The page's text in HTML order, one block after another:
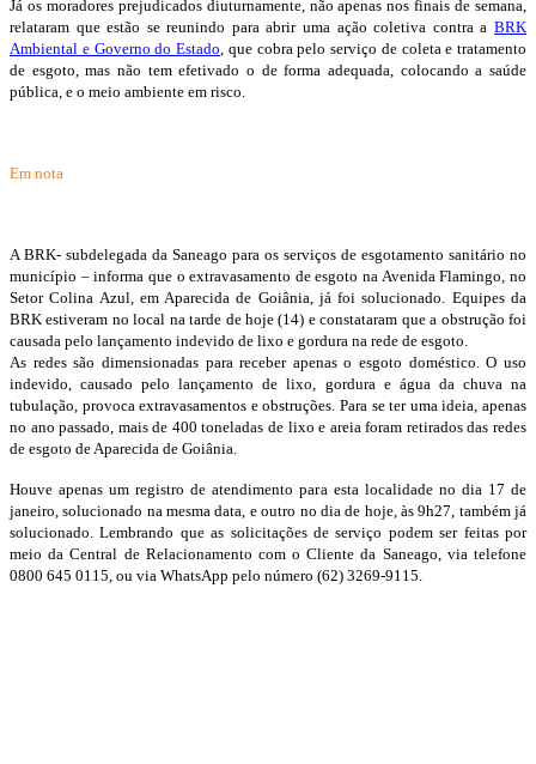
Já os moradores prejudicados diuturnamente, não apenas nos finais de semana,
relataram que estão se reunindo para abrir uma ação coletiva contra a BRK
Ambiental e Governo do Estado, que cobra pelo serviço de coleta e tratamento
de esgoto, mas não tem efetivado o de forma adequada, colocando a saúde
pública, e o meio ambiente em risco.
Em nota
A BRK- subdelegada da Saneago para os serviços de esgotamento sanitário no
município – informa que o extravasamento de esgoto na Avenida Flamingo, no
Setor Colina Azul, em Aparecida de Goiânia, já foi solucionado. Equipes da
BRK estiveram no local na tarde de hoje (14) e constataram que a obstrução foi
causada pelo lançamento indevido de lixo e gordura na rede de esgoto.
As redes são dimensionadas para receber apenas o esgoto doméstico. O uso
indevido, causado pelo lançamento de lixo, gordura e água da chuva na
tubulação, provoca extravasamentos e obstruções. Para se ter uma ideia, apenas
no ano passado, mais de 400 toneladas de lixo e areia foram retirados das redes
de esgoto de Aparecida de Goiânia.
Houve apenas um registro de atendimento para esta localidade no dia 17 de
janeiro, solucionado na mesma data, e outro no dia de hoje, às 9h27, também já
solucionado.Lembrando que as solicitações de serviço podem ser feitas por
meio da Central de Relacionamento com o Cliente da Saneago, via telefone
0800 645 0115, ou via WhatsApp pelo número (62) 3269-9115.